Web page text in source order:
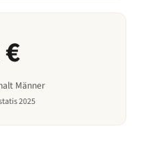
Männer
2025